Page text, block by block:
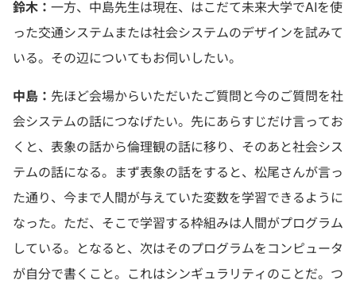
鈴木： 一方、中島先生は現在、はこだて未来大学でAIを使
った交通システムまたは社会システムのデザインを試みて
いる。その辺についてもお伺いしたい。
中島： 先ほど会場からいただいたご質問と今のご質問を社
会システムの話につなげたい。先にあらすじだけ言ってお
くと、表象の話から倫理観の話に移り、そのあと社会シス
テムの話になる。まず表象の話をすると、松尾さんが言っ
た通り、今まで人間が与えていた変数を学習できるように
なった。ただ、そこで学習する枠組みは人間がプログラム
している。となると、次はそのプログラムをコンピュータ
が自分で書くこと。これはシンギュラリティのことだ。つ